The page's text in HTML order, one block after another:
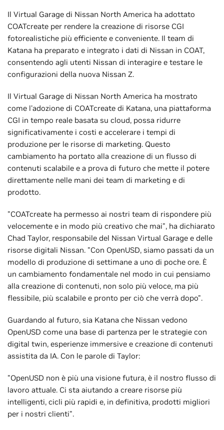
Il Virtual Garage di Nissan North America ha adottato
COATcreate per rendere la creazione di risorse CGI
fotorealistiche più efficiente e conveniente. Il team di
Katana ha preparato e integrato i dati di Nissan in COAT,
consentendo agli utenti Nissan di interagire e testare le
configurazioni della nuova Nissan Z.
Il Virtual Garage di Nissan North America ha mostrato
come l'adozione di COATcreate di Katana, una piattaforma
CGI in tempo reale basata su cloud, possa ridurre
significativamente i costi e accelerare i tempi di
produzione per le risorse di marketing. Questo
cambiamento ha portato alla creazione di un flusso di
contenuti scalabile e a prova di futuro che mette il potere
direttamente nelle mani dei team di marketing e di
prodotto.
"COATcreate ha permesso ai nostri team di rispondere più
velocemente e in modo più creativo che mai", ha dichiarato
Chad Taylor, responsabile del Nissan Virtual Garage e delle
risorse digitali Nissan. "Con OpenUSD, siamo passati da un
modello di produzione di settimane a uno di poche ore. È
un cambiamento fondamentale nel modo in cui pensiamo
alla creazione di contenuti, non solo più veloce, ma più
flessibile, più scalabile e pronto per ciò che verrà dopo".
Guardando al futuro, sia Katana che Nissan vedono
OpenUSD come una base di partenza per le strategie con
digital twin, esperienze immersive e creazione di contenuti
assistita da IA. Con le parole di Taylor:
"OpenUSD non è più una visione futura, è il nostro flusso di
lavoro attuale. Ci sta aiutando a creare risorse più
intelligenti, cicli più rapidi e, in definitiva, prodotti migliori
per i nostri clienti".